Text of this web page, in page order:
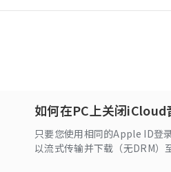
如何在PC上关闭iCloud
只要您使用相同的Apple ID登
以流式传输并下载（无DRM）